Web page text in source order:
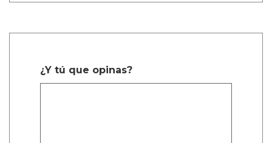
¿Y tú que opinas?